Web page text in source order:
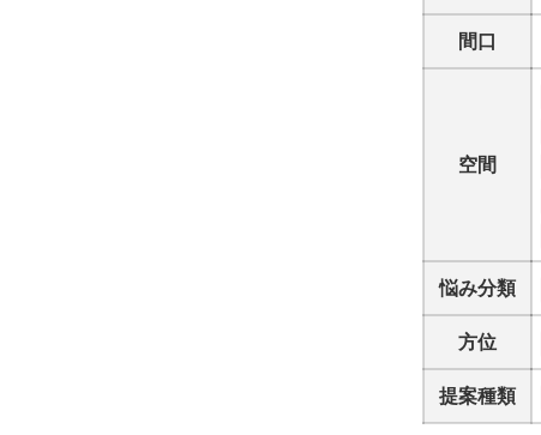
間口
空間
悩み分類
方位
提案種類